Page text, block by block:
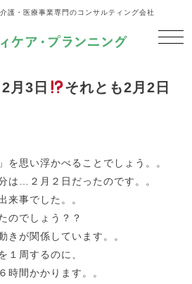
護・医療事業専門のコンサルティング会社
月3日 それとも2月2日
を思い浮かべることでしょう。。
は…２月２日だったのです。。
来事でした。。
のでしょう？？
きが関係しています。。
１周するのに、
時間かかります。。